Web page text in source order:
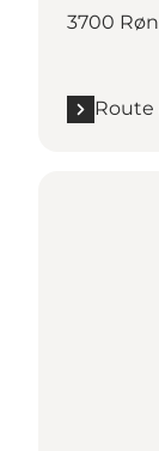
3700
Route